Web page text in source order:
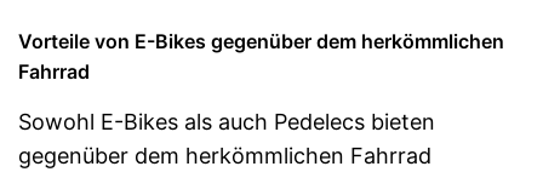
Vorteile von E-Bikes gegenüber dem herkömmlichen
Fahrrad
Sowohl E-Bikes als auch Pedelecs bieten
gegenüber dem herkömmlichen Fahrrad